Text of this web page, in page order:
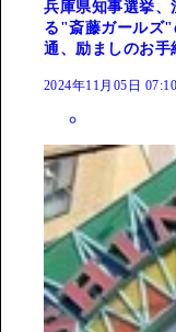
兵庫県知事選挙
る"斎藤ガールズ"
通、励ましのお手
2024年11月05日 07:10